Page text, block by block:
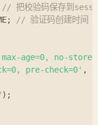
// 把校验码保存到
// 验证码创建时间
age=0, no-
pre-check=0' ,
);